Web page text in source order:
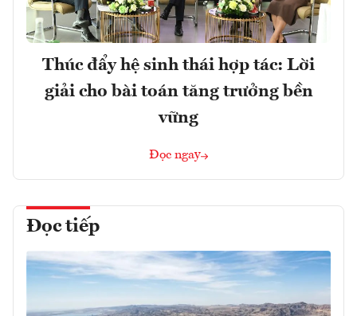
Thúc đẩy hệ sinh thái hợp tác: Lời
giải cho bài toán tăng trưởng bền
vững
Đọc ngay
Đọc tiếp